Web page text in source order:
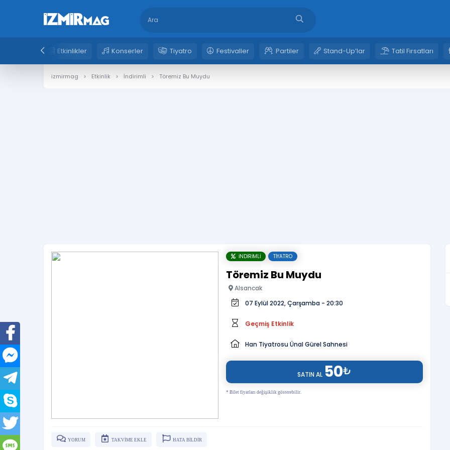
Etkinlikler Konserler Tiyatro Festivaller Partiler Stand-Up’lar Tatil Fırsatları
izmirmag Etkinlik İndirimli Töremiz Bu Muydu
İNDIRIMLI TIYATRO
Töremiz Bu Muydu
Alsancak
07 Eylül 2022, Çarşamba - 20:30
Geçmiş Etkinlik
Han Tiyatrosu Ünal Gürel Sahnesi
SATIN AL 50₺
* Bilet fiyatları değişiklik gösterebilir.
YORUM TAKVİME EKLE HATA BİLDİR